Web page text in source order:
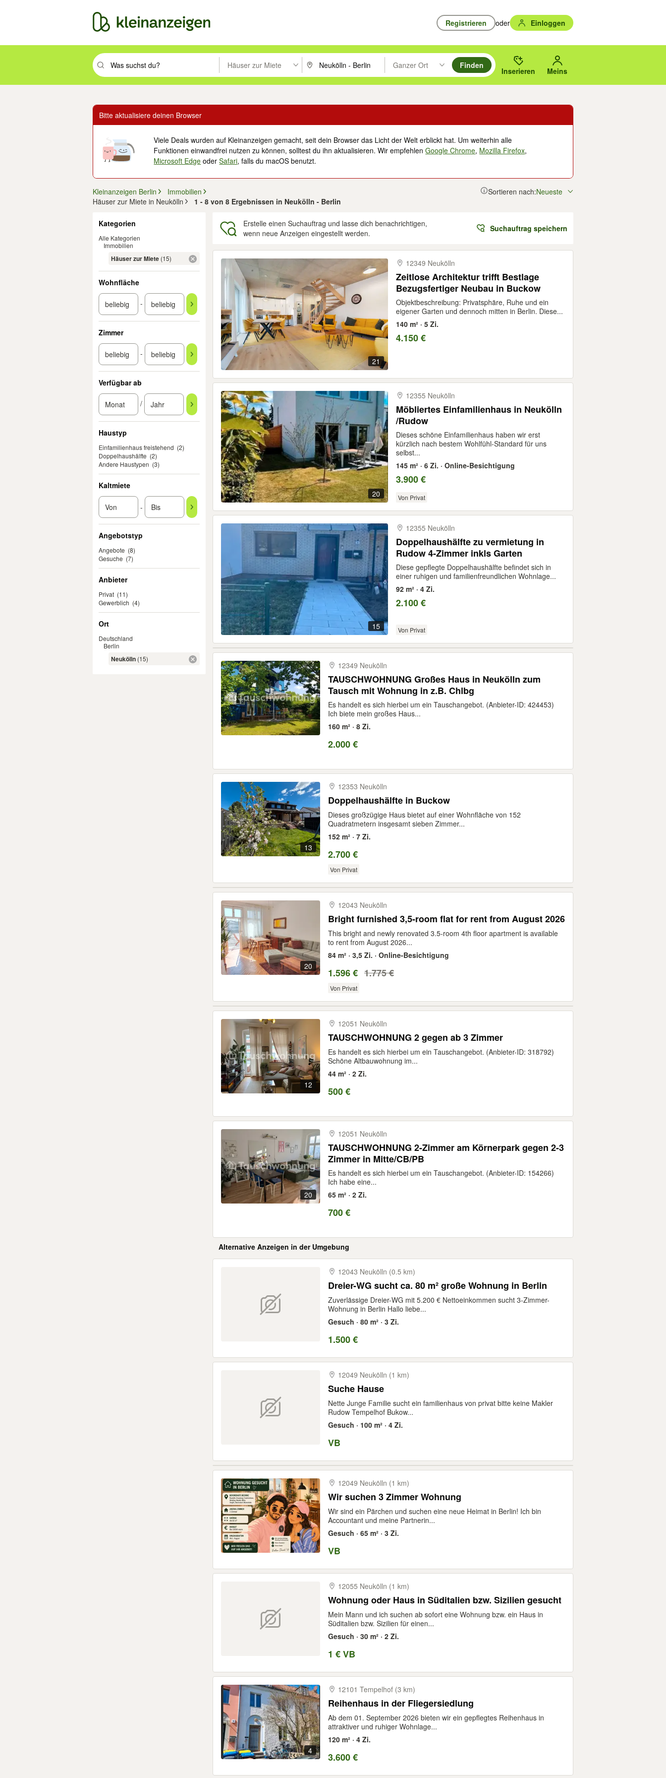
Registrieren oder Einloggen
Suchbegriff eingeben. Eingabetaste drücken um zu suchen, oder Vorschläge mit den Pfeiltasten nach oben/unten durchsuchen und mit Eingabetaste auswählen.
Häuser zur Miete PLZ oder Ort eingeben. Eingabetaste drücken um zu suchen, oder Vorschläge mit den Pfeiltasten nach oben/
Ganzer Ort
Suche im Umkreis des gewählten Orts oder PLZ.
Finden
Inserieren Meins
Bitte aktualisiere deinen Browser
Viele Deals wurden auf Kleinanzeigen gemacht, seit dein Browser das Licht der Welt erblickt hat. Um weiterhin alle
Funktionen einwandfrei nutzen zu können, solltest du ihn aktualisieren. Wir empfehlenGoogle Chrome, Mozilla Firefox,
Microsoft Edge oderSafari, falls du macOS benutzt.
Kleinanzeigen Berlin
Immobilien
Häuser zur Miete in Neukölln
1 - 8 von 8 Ergebnissen in Neukölln - Berlin
Sortieren nach:Neueste
Kategorien
Alle Kategorien
Immobilien
Häuser zur Miete (15)
Wohnfläche
-
Zimmer
-
Verfügbar ab
/
Haustyp
Einfamilienhaus freistehend (2)
Doppelhaushälfte (2)
Andere Haustypen (3)
Kaltmiete
-
Angebotstyp
Angebote (8)
Gesuche (7)
Anbieter
Privat (11)
Gewerblich (4)
Ort
Deutschland
Berlin
Neukölln (15)
Erstelle einen Suchauftrag und lasse dich benachrichtigen,
wenn neue Anzeigen eingestellt werden.
Suchauftrag speichern
21
12349 Neukölln
Zeitlose Architektur trifft Bestlage
Bezugsfertiger Neubau in Buckow
Objektbeschreibung: Privatsphäre, Ruhe und ein
eigener Garten und dennoch mitten in Berlin. Diese...
140 m² · 5 Zi.
4.150 €
20
12355 Neukölln
Möbliertes Einfamilienhaus in Neukölln
/Rudow
Dieses schöne Einfamilienhaus haben wir erst
kürzlich nach bestem Wohlfühl-Standard für uns
selbst...
145 m² · 6 Zi. · Online-Besichtigung
3.900 €
Von Privat
15
12355 Neukölln
Doppelhaushälfte zu vermietung in
Rudow 4-Zimmer inkls Garten
Diese gepflegte Doppelhaushälfte befindet sich in
einer ruhigen und familienfreundlichen Wohnlage...
92 m² · 4 Zi.
2.100 €
Von Privat
12349 Neukölln
TAUSCHWOHNUNG Großes Haus in Neukölln zum
Tausch mit Wohnung in z.B. Chlbg
Es handelt es sich hierbei um ein Tauschangebot. (Anbieter-ID: 424453)
Ich biete mein großes Haus...
160 m² · 8 Zi.
2.000 €
13
12353 Neukölln
Doppelhaushälfte in Buckow
Dieses großzügige Haus bietet auf einer Wohnfläche von 152
Quadratmetern insgesamt sieben Zimmer...
152 m² · 7 Zi.
2.700 €
Von Privat
20
12043 Neukölln
Bright furnished 3,5-room flat for rent from August 2026
This bright and newly renovated 3.5-room 4th floor apartment is available
to rent from August 2026...
84 m² · 3,5 Zi. · Online-Besichtigung
1.596 € 1.775 €
Von Privat
12
12051 Neukölln
TAUSCHWOHNUNG 2 gegen ab 3 Zimmer
Es handelt es sich hierbei um ein Tauschangebot. (Anbieter-ID: 318792)
Schöne Altbauwohnung im...
44 m² · 2 Zi.
500 €
20
12051 Neukölln
TAUSCHWOHNUNG 2-Zimmer am Körnerpark gegen 2-3
Zimmer in Mitte/CB/PB
Es handelt es sich hierbei um ein Tauschangebot. (Anbieter-ID: 154266)
Ich habe eine...
65 m² · 2 Zi.
700 €
Alternative Anzeigen in der Umgebung
12043 Neukölln (0.5 km)
Dreier-WG sucht ca. 80 m² große Wohnung in Berlin
Zuverlässige Dreier-WG mit 5.200 € Nettoeinkommen sucht 3-Zimmer-
Wohnung in Berlin Hallo liebe...
Gesuch · 80 m² · 3 Zi.
1.500 €
12049 Neukölln (1 km)
Suche Hause
Nette Junge Familie sucht ein familienhaus von privat bitte keine Makler
Rudow Tempelhof Bukow...
Gesuch · 100 m² · 4 Zi.
VB
12049 Neukölln (1 km)
Wir suchen 3 Zimmer Wohnung
Wir sind ein Pärchen und suchen eine neue Heimat in Berlin! Ich bin
Accountant und meine Partnerin...
Gesuch · 65 m² · 3 Zi.
VB
12055 Neukölln (1 km)
Wohnung oder Haus in Süditalien bzw. Sizilien gesucht
Mein Mann und ich suchen ab sofort eine Wohnung bzw. ein Haus in
Süditalien bzw. Sizilien für einen...
Gesuch · 30 m² · 2 Zi.
1 € VB
4
12101 Tempelhof (3 km)
Reihenhaus in der Fliegersiedlung
Ab dem 01. September 2026 bieten wir ein gepflegtes Reihenhaus in
attraktiver und ruhiger Wohnlage...
120 m² · 4 Zi.
3.600 €